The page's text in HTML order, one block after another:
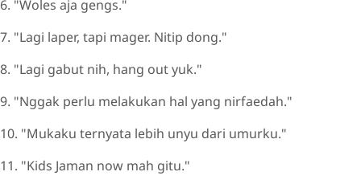
6. "Woles aja gengs."
7. "Lagi laper, tapi mager. Nitip dong."
8. "Lagi gabut nih, hang out yuk."
9. "Nggak perlu melakukan hal yang nirfaedah."
10. "Mukaku ternyata lebih unyu dari umurku."
11. "Kids Jaman now mah gitu."